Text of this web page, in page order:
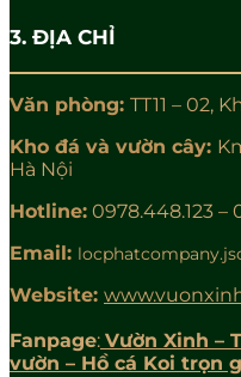
3. ĐỊA CHỈ
Văn phòng: TT11 – 02,
Kho đá và vườn cây:
Hà Nội
Hotline: 0978.448.123 –
Email:
Website:
Fanpage: Vườn Xinh –
vườn – Hồ cá Koi trọn